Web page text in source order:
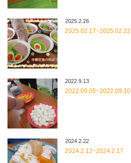
2025.2.26
2025.02.17~2025.02.22
2022.9.13
2022.09.05~2022.09.10
2024.2.22
2024.2.12~2024.2.17